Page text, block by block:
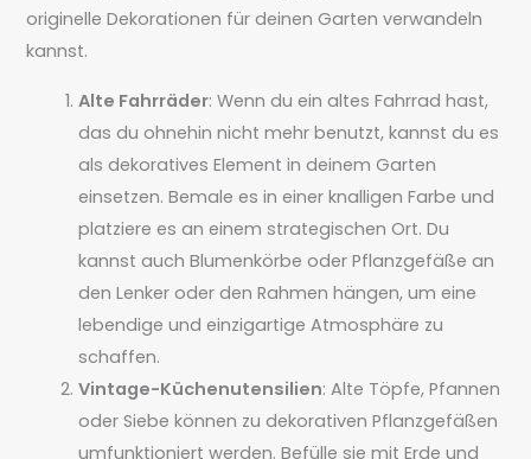
originelle Dekorationen für deinen Garten verwandeln
kannst.
Alte Fahrräder: Wenn du ein altes Fahrrad hast,
das du ohnehin nicht mehr benutzt, kannst du es
als dekoratives Element in deinem Garten
einsetzen. Bemale es in einer knalligen Farbe und
platziere es an einem strategischen Ort. Du
kannst auch Blumenkörbe oder Pflanzgefäße an
den Lenker oder den Rahmen hängen, um eine
lebendige und einzigartige Atmosphäre zu
schaffen.
Vintage-Küchenutensilien: Alte Töpfe, Pfannen
oder Siebe können zu dekorativen Pflanzgefäßen
umfunktioniert werden. Befülle sie mit Erde und